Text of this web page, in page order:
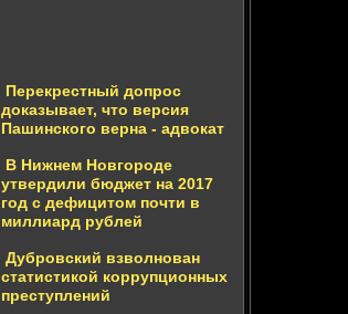
Перекрестный допрос
доказывает, что версия
Пашинского верна - адвокат
В Нижнем Новгороде
утвердили бюджет на 2017
год с дефицитом почти в
миллиард рублей
Дубровский взволнован
статистикой коррупционных
преступлений